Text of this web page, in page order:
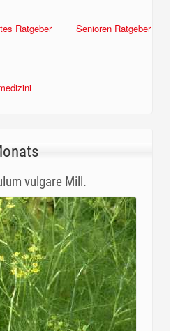
Ratgeber Senioren Ratgeber
vulgare Mill.